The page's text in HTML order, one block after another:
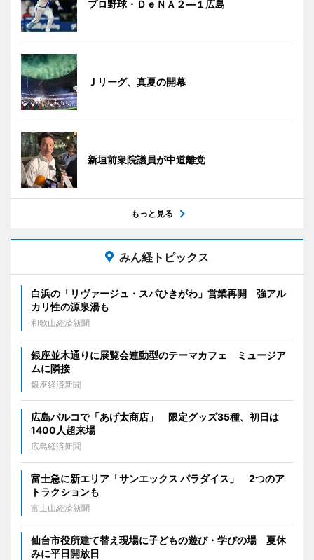
プロ野球・ＤｅＮＡ２―１広島
Ｊリーグ、真夏の開幕
新垣前衆院議員が中道離党
もっと見る
みん経トピックス
白浜の「リヴァージュ・スパひきがわ」営業再開 強アル
カリ性の源泉湯も
和歌山経済新聞
銀座並木通りに展覧会連動型のテーマカフェ ミュージア
ムに隣接
銀座経済新聞
広島パルコで「あげ太商店」 限定グッズ35種、初日は
1400人超来場
広島経済新聞
富士急に新エリア「サンエックス パラダイス」 2つのア
トラクションも
富士山経済新聞
仙台市役所建て替え現場に子どもの遊び・学びの場 夏休
みに平日開放日